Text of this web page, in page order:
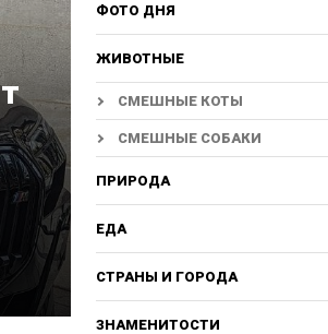
ФОТО ДНЯ
ЖИВОТНЫЕ
СМЕШНЫЕ КОТЫ
СМЕШНЫЕ СОБАКИ
ПРИРОДА
ЕДА
СТРАНЫ И ГОРОДА
ЗНАМЕНИТОСТИ